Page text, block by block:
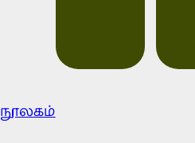
நூலகம்